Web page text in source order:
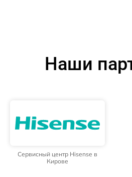
Наши
Сервисный центр Hisense в
Кирове